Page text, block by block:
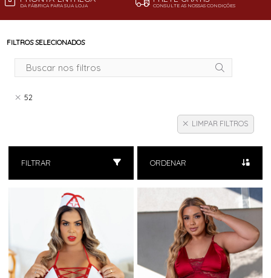
DA FÁBRICA PARA SUA LOJA CONSULTE AS NOSSAS CONDIÇÕES
FILTROS SELECIONADOS
52
LIMPAR FILTROS
FILTRAR ORDENAR